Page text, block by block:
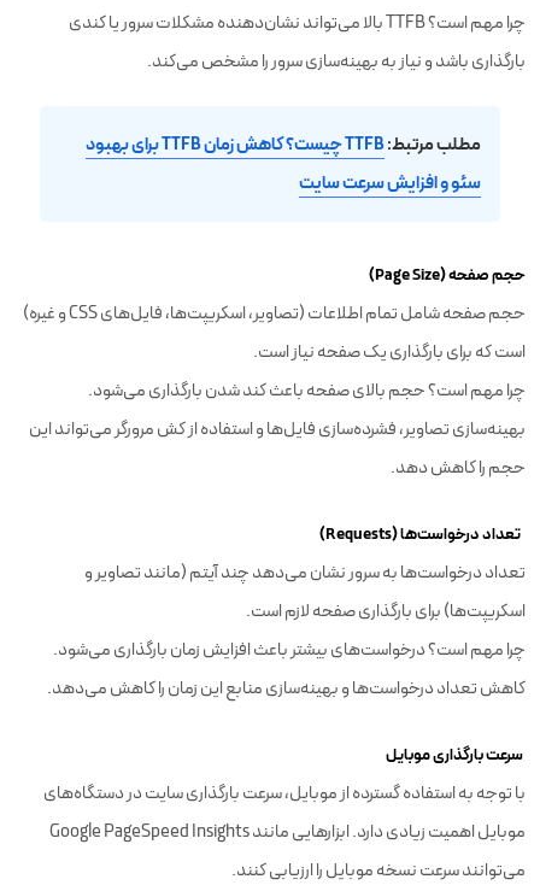
چرا مهم است؟ TTFB بالا می‌تواند نشان‌دهنده مشکلات سرور یا کندی
بارگذاری باشد و نیاز به بهینه‌سازی سرور را مشخص می‌کند.
مطلب مرتبط:
TTFB چیست؟ کاهش زمان TTFB برای بهبود
سئو و افزایش سرعت سایت
حجم صفحه (Page Size)
حجم صفحه شامل تمام اطلاعات (تصاویر، اسکریپت‌ها، فایل‌های CSS و غیره)
است که برای بارگذاری یک صفحه نیاز است.
چرا مهم است؟ حجم بالای صفحه باعث کند شدن بارگذاری می‌شود.
بهینه‌سازی تصاویر، فشرده‌سازی فایل‌ها و استفاده از کش مرورگر می‌تواند این
حجم را کاهش دهد.
تعداد درخواست‌ها (Requests)
تعداد درخواست‌ها به سرور نشان می‌دهد چند آیتم (مانند تصاویر و
اسکریپت‌ها) برای بارگذاری صفحه لازم است.
چرا مهم است؟ درخواست‌های بیشتر باعث افزایش زمان بارگذاری می‌شود.
کاهش تعداد درخواست‌ها و بهینه‌سازی منابع این زمان را کاهش می‌دهد.
سرعت بارگذاری موبایل
با توجه به استفاده گسترده از موبایل، سرعت بارگذاری سایت در دستگاه‌های
موبایل اهمیت زیادی دارد. ابزارهایی مانند Google PageSpeed Insights
می‌توانند سرعت نسخه موبایل را ارزیابی کنند.